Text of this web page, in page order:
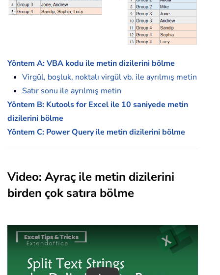
Yöntem A: VBA kodu ile metin dizilerini bölme
Virgül, boşluk, noktalı virgül vb. ile ayrılmış metin
Satır sonu ile ayrılmış metin
Yöntem B: Kutools for Excel ile 10 saniyede metin
dizilerini bölme
Yöntem C: Power Query ile metin dizilerini bölme
Video: Ayraç ile metin dizilerini
birden çok satıra bölme